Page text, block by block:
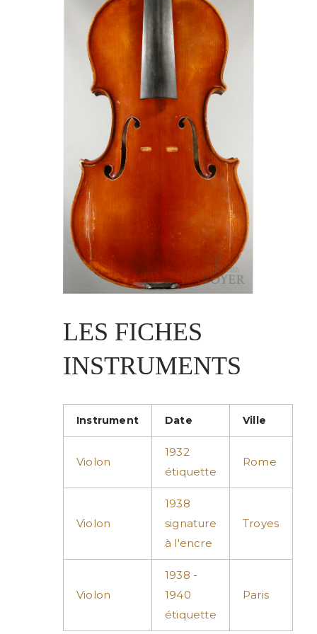
LES FICHES
INSTRUMENTS
Instrument Date Ville
Violon
1932
étiquette
Rome
Violon
1938
signature
à l'encre
Troyes
Violon
1938 -
1940
étiquette
Paris